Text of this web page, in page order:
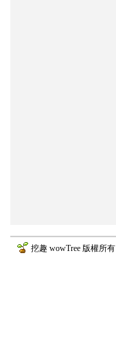
挖趣 wowTree 版權所有